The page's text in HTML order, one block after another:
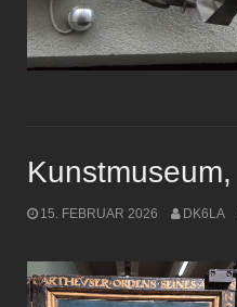
15. FEBRUAR 2026 DK6LA